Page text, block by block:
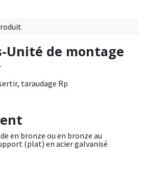
Unité de montage
taraudage Rp
en bronze ou en bronze au
(plat) en acier galvanisé